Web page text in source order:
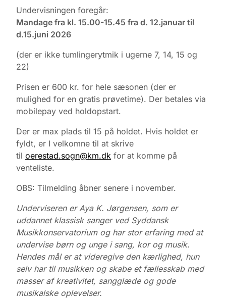
Undervisningen foregår:
Mandage fra kl. 15.00-15.45 fra d. 12.januar til
d.15.juni 2026
(der er ikke tumlingerytmik i ugerne 7, 14, 15 og
22)
Prisen er 600 kr. for hele sæsonen (der er
mulighed for en gratis prøvetime). Der betales via
mobilepay ved holdopstart.
Der er max plads til 15 på holdet. Hvis holdet er
fyldt, er I velkomne til at skrive
til oerestad.sogn@km.dk for at komme på
venteliste.
OBS: Tilmelding åbner senere i november.
Underviseren er Aya K. Jørgensen, som er
uddannet klassisk sanger ved Syddansk
Musikkonservatorium og har stor erfaring med at
undervise børn og unge i sang, kor og musik.
Hendes mål er at videregive den kærlighed, hun
selv har til musikken og skabe et fællesskab med
masser af kreativitet, sangglæde og gode
musikalske oplevelser.